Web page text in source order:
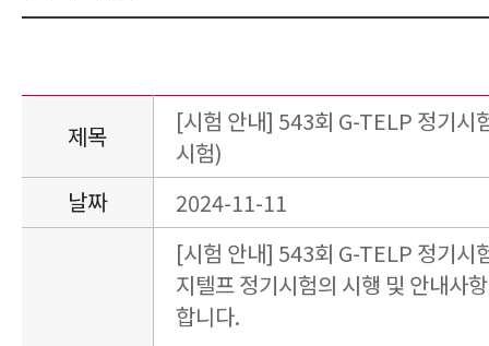
제목
[시험 안내] 543회 G-TELP 정기
시험)
날짜
2024-11-11
[시험 안내] 543회 G-TELP 정기시
지텔프 정기시험의 시행 및 안내사
합니다.